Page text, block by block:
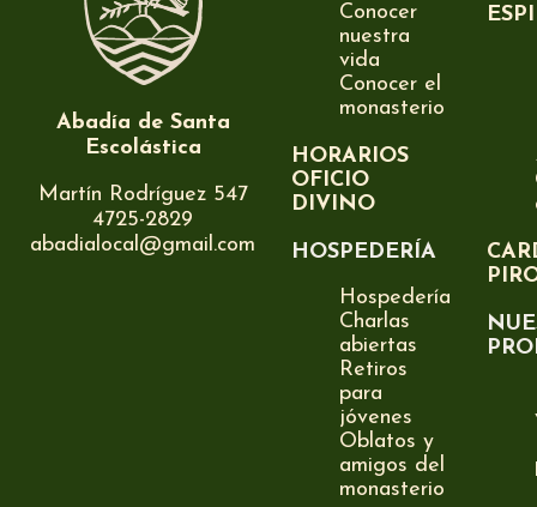
Abadía de Santa
Escolástica
Martín Rodríguez 547
4725-2829
abadialocal@gmail.com
Conocer
nuestra
vida
Conocer el
monasterio
HORARIOS
OFICIO
DIVINO
HOSPEDERÍA
Hospedería
Charlas
abiertas
Retiros
para
jóvenes
Oblatos y
amigos del
monasterio